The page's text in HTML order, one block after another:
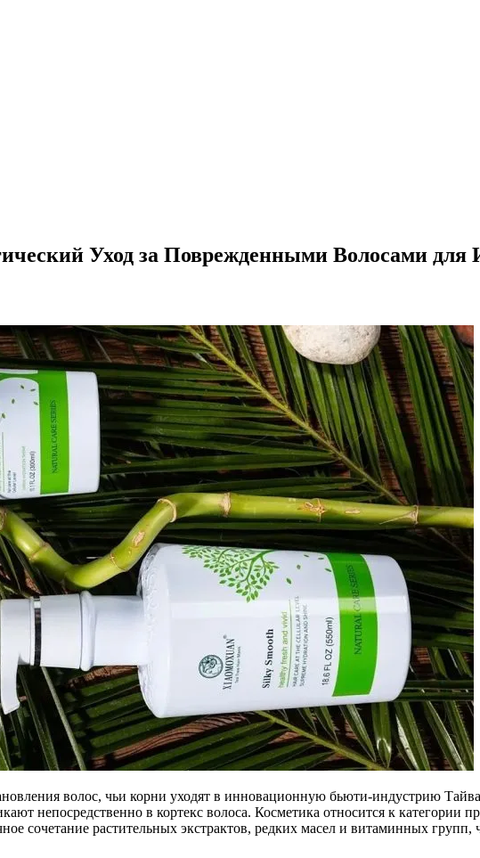
Уход за Поврежденными Волосами
волос, чьи корни уходят в инновационную бьюти-индустрию
непосредственно в кортекс волоса. Косметика относится к категории
сочетание растительных экстрактов, редких масел и витаминных групп,